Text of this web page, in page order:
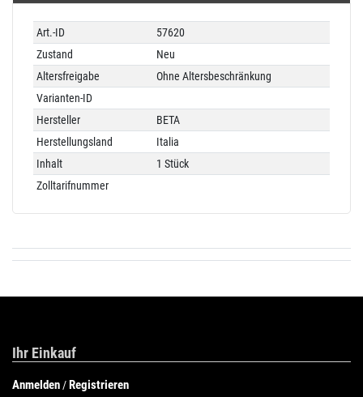
Technisches
Merkmal
Wert
Art.-ID
57620
Zustand
Neu
Altersfreigabe
Ohne Altersbeschränkung
Varianten-ID
Hersteller
BETA
Herstellungsland
Italia
Inhalt
1 Stück
Zolltarifnummer
Ihr Einkauf
Anmelden /Registrieren